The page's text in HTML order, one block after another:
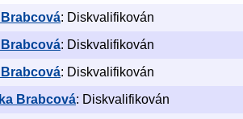
Brabcová: Diskvalifikován
Brabcová: Diskvalifikován
Brabcová: Diskvalifikován
Brabcová: Diskvalifikován